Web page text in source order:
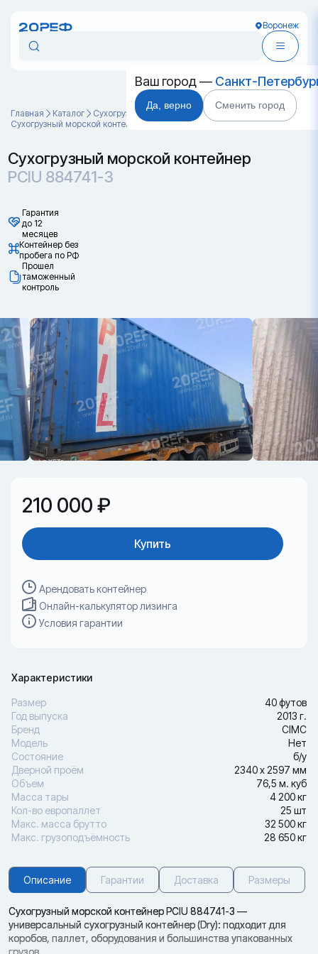
Воронеж
Ваш город — Санкт-
Да, верно Сменить город
Главная Каталог
Cухогрузные морские контейнеры
Сухогрузный морской контейнер PCIU 884741-3
Сухогрузный морской контейнер
PCIU 884741-3
Гарантия
до 12
месяцев
Контейнер без
пробега по РФ
Прошел
таможенный
контроль
210 000 ₽
Купить
Арендовать контейнер
Онлайн-калькулятор лизинга
Условия гарантии
Характеристики
Размер
40 футов
Год выпуска
2013 г.
Бренд
CIMC
Модель
Нет
Состояние
б/у
Дверной проём
2340 х 2597 мм
Объем
76,5 м. куб
Масса тары
4 200 кг
Кол-во европаллет
25 шт
Макс. масса брутто
32 500 кг
Макс. грузоподъёмность
28 650 кг
Описание Гарантии Доставка Размеры
Сухогрузный морской контейнер PCIU 884741-3 —
универсальный сухогрузный контейнер (Dry): подходит для
коробов, паллет, оборудования и большинства упакованных
грузов.